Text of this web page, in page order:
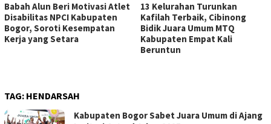
Babah Alun Beri Motivasi Atlet
Disabilitas NPCI Kabupaten
Bogor, Soroti Kesempatan
Kerja yang Setara
13 Kelurahan Turunkan
Kafilah Terbaik, Cibinong
Bidik Juara Umum MTQ
Kabupaten Empat Kali
Beruntun
TAG: HENDARSAH
Kabupaten Bogor Sabet Juara Umum di Ajang